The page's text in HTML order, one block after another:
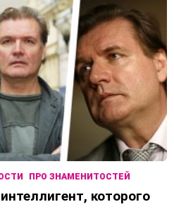
ПРО ЗНАМЕНИТОСТЕЙ
которого